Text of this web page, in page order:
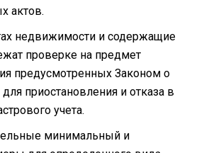
актов.
недвижимости и содержащие
проверке на предмет
предусмотренных Законом о
приостановления и отказа в
учета.
минимальный и